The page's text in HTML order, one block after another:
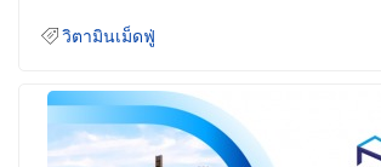
วิตามินเม็ดฟู่